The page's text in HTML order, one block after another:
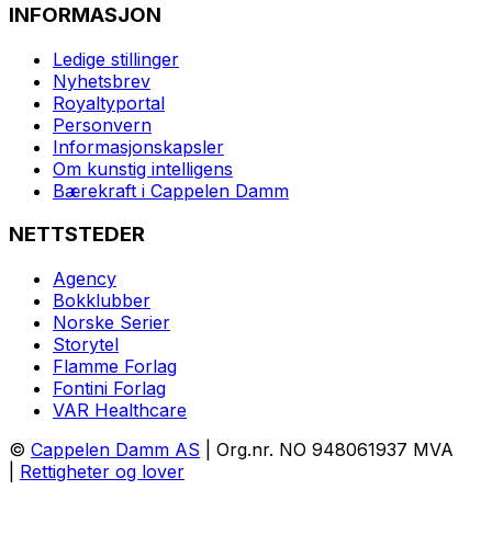
INFORMASJON
Ledige stillinger
Nyhetsbrev
Royaltyportal
Personvern
Informasjonskapsler
Om kunstig intelligens
Bærekraft i Cappelen Damm
NETTSTEDER
Agency
Bokklubber
Norske Serier
Storytel
Flamme Forlag
Fontini Forlag
VAR Healthcare
© Cappelen Damm AS | Org.nr. NO 948061937 MVA
Rettigheter og lover